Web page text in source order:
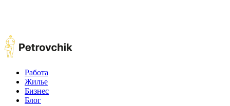
Работа
Жилье
Бизнес
Блог